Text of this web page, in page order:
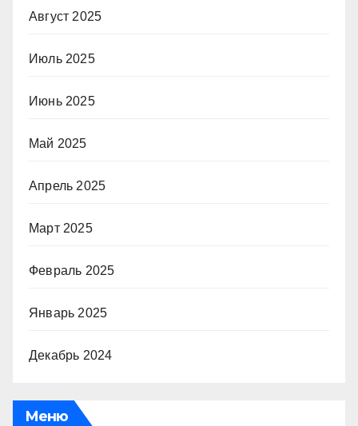
Август 2025
Июль 2025
Июнь 2025
Май 2025
Апрель 2025
Март 2025
Февраль 2025
Январь 2025
Декабрь 2024
Меню